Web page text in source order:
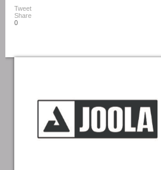
Tweet
Share
0